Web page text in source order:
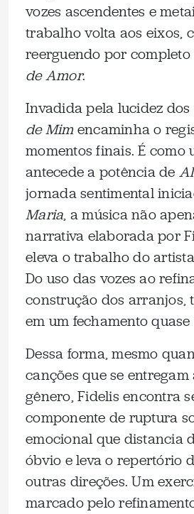
vozes ascendentes e
trabalho volta aos eixos,
reerguendo por completo
de Amor.
Invadida pela lucidez dos
de Mim encaminha o
momentos finais. É como
antecede a potência de
jornada sentimental
Maria, a música não
narrativa elaborada por
eleva o trabalho do
Do uso das vozes ao
construção dos arranjos,
em um fechamento
Dessa forma, mesmo
canções que se
gênero, Fidelis encontra
componente de ruptura
emocional que distancia
óbvio e leva o repertório
outras direções. Um
marcado pelo